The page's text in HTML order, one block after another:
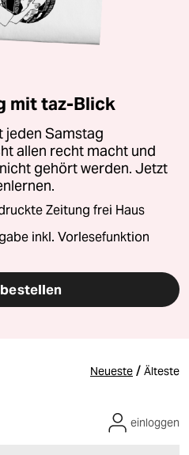
mit taz-Blick
jeden Samstag
allen recht macht und
gehört werden. Jetzt
Zeitung frei Haus
inkl. Vorlesefunktion
Neueste / Älteste
einloggen